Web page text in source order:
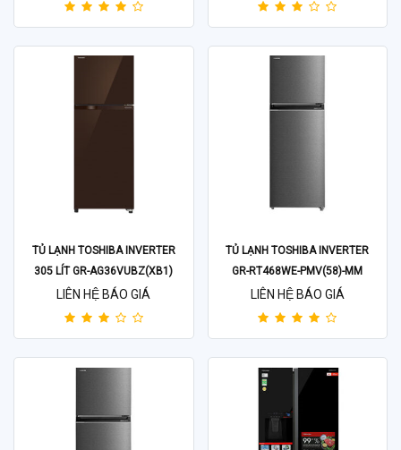
TỦ LẠNH TOSHIBA INVERTER
305 LÍT GR-AG36VUBZ(XB1)
LIÊN HỆ BÁO GIÁ
TỦ LẠNH TOSHIBA INVERTER
GR-RT468WE-PMV(58)-MM
LIÊN HỆ BÁO GIÁ